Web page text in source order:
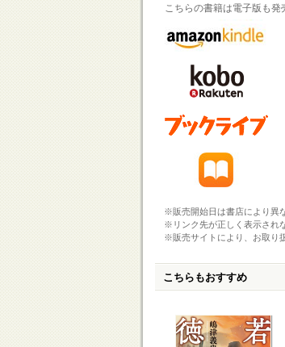
こちらの書籍は電子版も発
※販売開始日は書店により異
※リンク先が正しく表示され
※販売サイトにより、お取り
こちらもおすすめ